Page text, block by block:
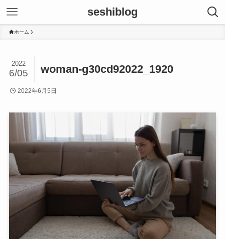
seshiblog
ホーム
woman-g30cd92022_1920
2022
6/05
2022年6月5日